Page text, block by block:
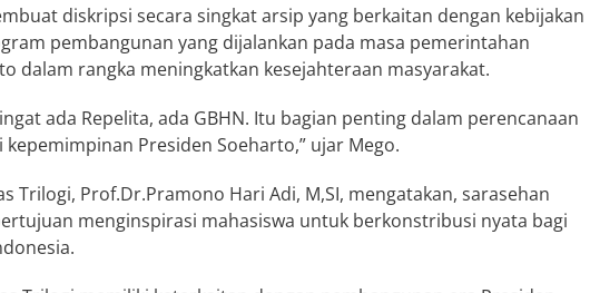
diskripsi secara singkat arsip yang berkaitan dengan kebijakan
pembangunan yang dijalankan pada masa pemerintahan
dalam rangka meningkatkan kesejahteraan masyarakat.
ada Repelita, ada GBHN. Itu bagian penting dalam perencanaan
Presiden Soeharto,” ujar Mego.
Trilogi, Prof.Dr.Pramono Hari Adi, M,SI, mengatakan, sarasehan
menginspirasi mahasiswa untuk berkonstribusi nyata bagi